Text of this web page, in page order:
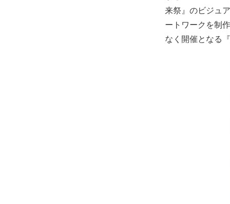
来祭』のビジュ
ートワークを制
なく開催となる